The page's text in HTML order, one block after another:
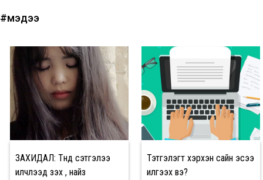
#мэдээ
ЗАХИДАЛ: Түүнд сэтгэлээ
илчлээд үзэх үү, найз
Тэтгэлэгт хэрхэн сайн эсээ
илгээх вэ?